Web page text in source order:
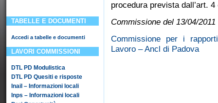
TABELLE E DOCUMENTI
Accedi a tabelle e documenti
LAVORI COMMISSIONI
DTL PD Modulistica
DTL PD Quesiti e risposte
Inail – Informazioni locali
Inps – Informazioni locali
procedura prevista dall’art.
Commissione del 13/04/2011
Commissione per i
Lavoro – Ancl di Padova